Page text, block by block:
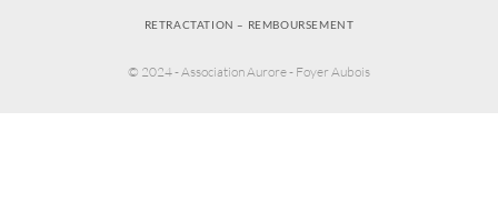
RETRACTATION – REMBOURSEMENT
© 2024 - Association Aurore - Foyer Aubois